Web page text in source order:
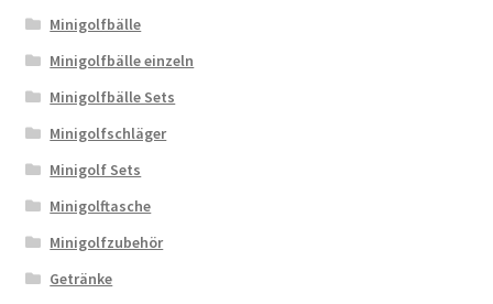
Minigolfbälle
Minigolfbälle einzeln
Minigolfbälle Sets
Minigolfschläger
Minigolf Sets
Minigolftasche
Minigolfzubehör
Getränke